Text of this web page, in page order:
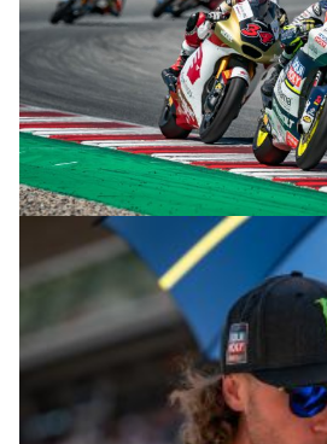
© R.Lekl & S.Wobser